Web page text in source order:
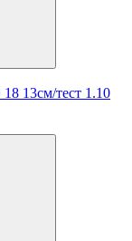
13см/тест 1.10